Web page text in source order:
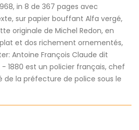
in 8 de 367 pages avec
sur papier bouffant Alfa vergé,
originale de Michel Redon, en
et dos richement ornementés,
Antoine François Claude dit
- 1880 est un policier français, chef
de la préfecture de police sous le